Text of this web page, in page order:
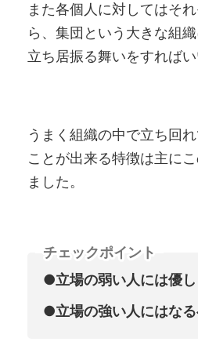
また各個人に対してはそ
ら、集団という大きな組
立ち居振る舞いをすれば
うまく組織の中で立ち回
ことが出来る特徴は主に
ました。
チェックポイント
●立場の弱い人には優し
●立場の強い人にはな